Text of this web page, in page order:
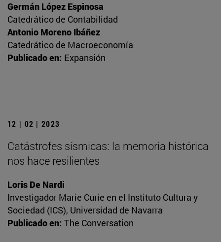
Germán López Espinosa
Catedrático de Contabilidad
Antonio Moreno Ibáñez
Catedrático de Macroeconomía
Publicado en: Expansión
12 | 02 | 2023
Catástrofes sísmicas: la memoria histórica
nos hace resilientes
Loris De Nardi
Investigador Marie Curie en el Instituto Cultura y
Sociedad (ICS), Universidad de Navarra
Publicado en: The Conversation